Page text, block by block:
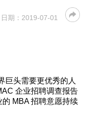
日期： 2019-07-01
巨头需要更优秀的人
企业招聘调查报告
MBA 招聘意愿持续